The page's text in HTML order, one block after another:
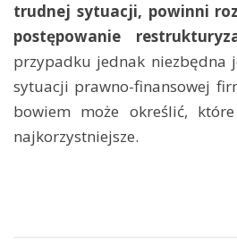
trudnej sytuacji, powinni
postępowanie
przypadku jednak niezbędna
sytuacji prawno-finansowej
bowiem może określić,
najkorzystniejsze.